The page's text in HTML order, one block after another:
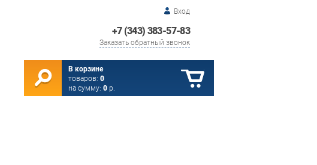
Вход
+7 (343) 383-57-83
Заказать обратный звонок
В корзине
товаров: 0
на сумму: 0 р.